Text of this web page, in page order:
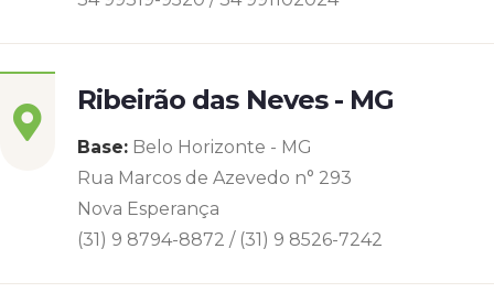
Ribeirão das Neves - MG
Base: Belo Horizonte - MG
Rua Marcos de Azevedo n° 293
Nova Esperança
(31) 9 8794-8872 / (31) 9 8526-7242